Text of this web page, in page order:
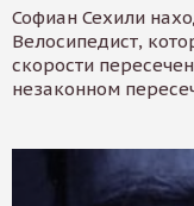
Софиан Сехили
Велосипедист,
скорости
незаконном